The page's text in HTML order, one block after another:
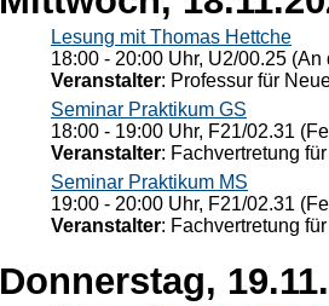
Lesung mit Thomas Hettche
18:00 - 20:00 Uhr, U2/00.25
Veranstalter: Professur für
Seminar Praktikum GS
18:00 - 19:00 Uhr, F21/02.31
Veranstalter: Fachvertretung
Seminar Praktikum MS
19:00 - 20:00 Uhr, F21/02.31
Veranstalter: Fachvertretung
Donnerstag,